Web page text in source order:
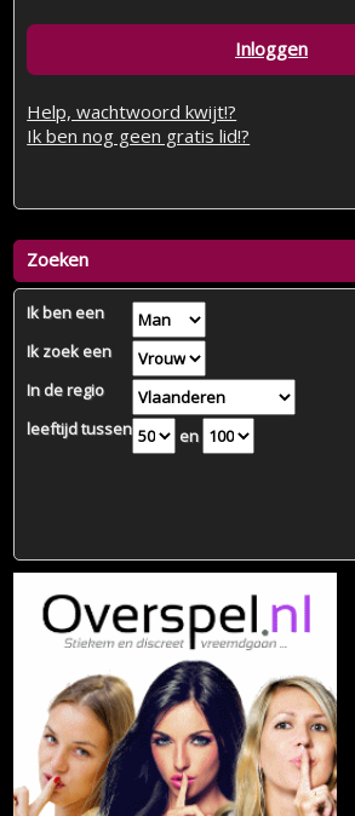
Inloggen
Help, wachtwoord kwijt!?
Ik ben nog geen gratis lid!?
Zoeken
Ik ben een
Ik zoek een
In de regio
leeftijd tussen
en